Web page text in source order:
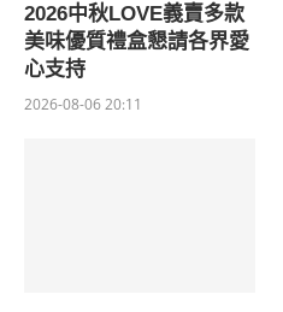
2026中秋LOVE義賣多款
美味優質禮盒懇請各界愛
心支持
2026-08-06 20:11